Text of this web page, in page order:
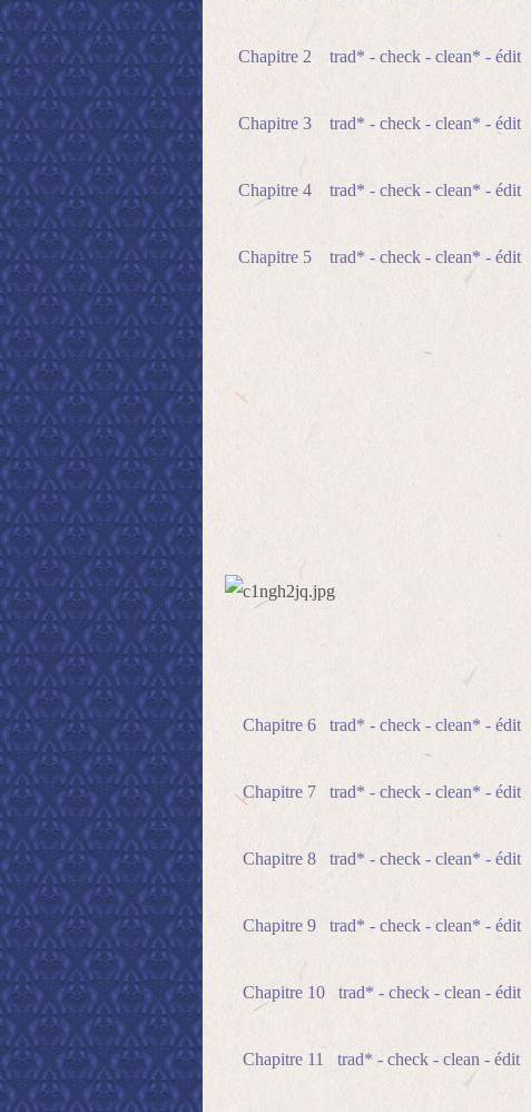
Chapitre 2 trad* - check - clean* - édit
Chapitre 3 trad* - check - clean* - édit
Chapitre 4 trad* - check - clean* - édit
Chapitre 5 trad* - check - clean* - édit
Chapitre 6 trad* - check - clean* - édit
Chapitre 7 trad* - check - clean* - édit
Chapitre 8 trad* - check - clean* - édit
Chapitre 9 trad* - check - clean* - édit
Chapitre 10 trad* - check - clean - édit
Chapitre 11 trad* - check - clean - édit